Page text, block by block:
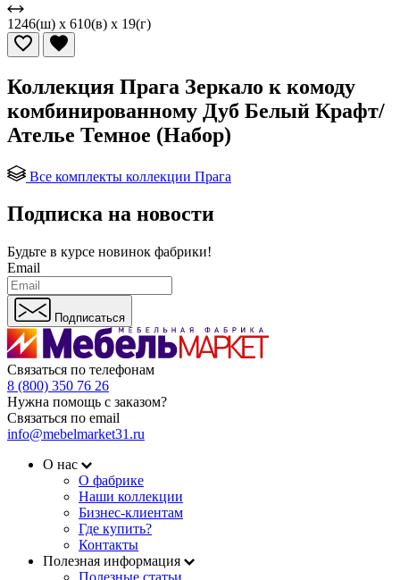
1246(ш) x 610(в) x 19(г)
Коллекция Прага Зеркало к комоду
комбинированному Дуб Белый Крафт/
Ателье Темное (Набор)
Все комплекты коллекции Прага
Подписка на новости
Будьте в курсе новинок фабрики!
Email
Подписаться
Связаться по телефонам
8 (800) 350 76 26
Нужна помощь с заказом?
Связаться по email
info@mebelmarket31.ru
О нас
О фабрике
Наши коллекции
Бизнес-клиентам
Где купить?
Контакты
Полезная информация